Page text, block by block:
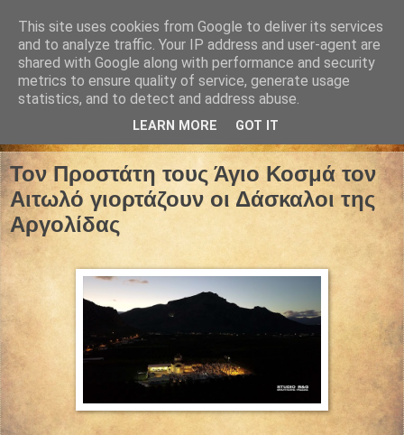
07 Δεκεμβρίου 2023
Τον Προστάτη τους Άγιο Κοσμά τον
Αιτωλό γιορτάζουν οι Δάσκαλοι της
Αργολίδας
This site uses cookies from Google to deliver its services
and to analyze traffic. Your IP address and user-agent are
shared with Google along with performance and security
metrics to ensure quality of service, generate usage
statistics, and to detect and address abuse.
LEARN MORE GOT IT